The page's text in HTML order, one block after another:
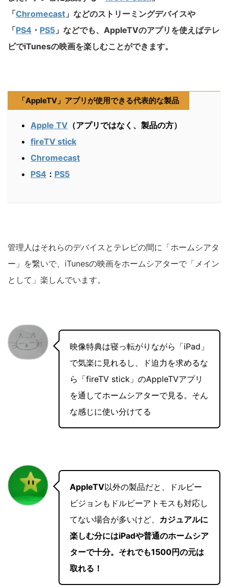
「Chromecast 」などのストリーミングデバイスや
「PS4 ・ PS5 」などでも、AppleTVのアプリを使えばテレ
ビでiTunesの映画を楽しむことができます。
「AppleTV」アプリが使用できる代表的な製品
Apple TV （アプリではなく、製品の方）
fireTV stick
Chromecast
PS4 ： PS5
管理人はそれらのデバイスとテレビの間に「ホームシアタ
ー」を繋いで、iTunesの映画をホームシアターで「メイン
として」楽しんでいます。
映像特典は寝っ転がりながら「iPad」
で気楽に見れるし、ド迫力を求めるな
ら「fireTV stick」のAppleTVアプリ
を通してホームシアターで見る。そん
な感じに使い分けてる
AppleTV以外の製品だと、ドルビー
ビジョンもドルビーアトモスも対応し
てない場合が多いけど、 カジュアルに
楽しむ分にはiPadや普通のホームシア
ターで十分。それでも1500円の元は
取れる！